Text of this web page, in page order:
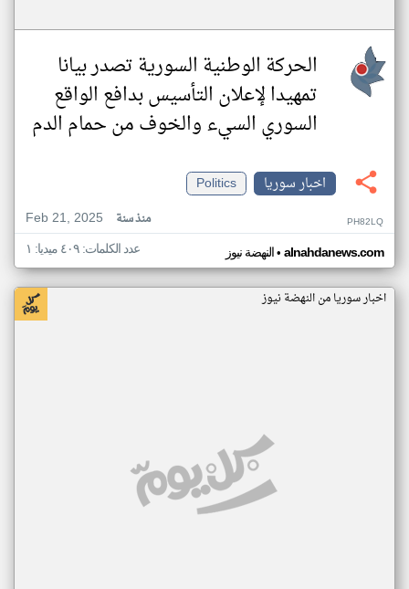
الحركة الوطنية السورية تصدر بيانا
تمهيدا لإعلان التأسيس بدافع الواقع
السوري السيء والخوف من حمام الدم
اخبار سوريا
Politics
Feb 21, 2025
منذ سنة PH82LQ
النهضة نيوز• alnahdanews.com عدد الكلمات: ٤٠٩ ميديا: ١
اخبار سوريا من النهضة نيوز